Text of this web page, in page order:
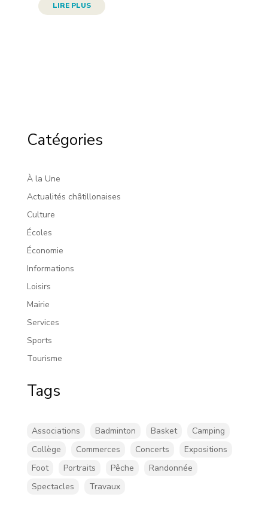
LIRE PLUS
Catégories
À la Une
Actualités châtillonaises
Culture
Écoles
Économie
Informations
Loisirs
Mairie
Services
Sports
Tourisme
Tags
Associations Badminton Basket
Camping
Collège
Commerces Concerts
Expositions
Foot
Portraits Pêche
Randonnée
Spectacles
Travaux